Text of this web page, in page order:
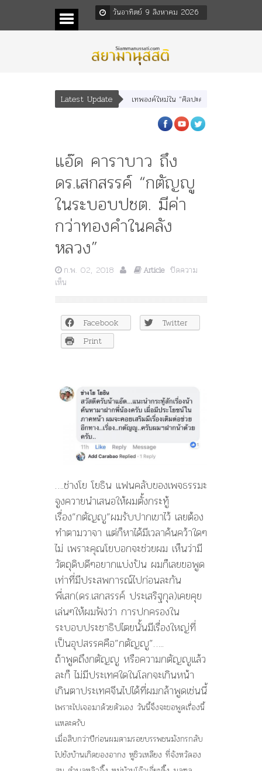
วันอาทิตย์ 9 สิงหาคม 2026
Latest Update
ทพบุตร” และ “เทพีรัฐธรรมนูญ” เทพองค์ใหม่ใน “ศิลปะคณะราษฎร”
แอ๊ด คาราบาว ถึง
ดร.เสกสรรค์ “กตัญญู
ในระบอบปชต. มีค่า
กว่าทองคำในคลัง
หลวง”
ก.พ. 02, 2018 Article ปิดความ
เห็น
แอ๊ด
คา
รา
บาว
ถึง
ดร.เสก
ใน
ระ
บอบ
ปชต.
กว่า
ใน
คลัง
หลวง”
Facebook
Twitter
Print
….ช่างโย โยธิน แฟนคลับของเพจธรรมะ
จูงควายนำเสนอให้ผมตั้งกระทู้
เรื่อง”กตัญญู”ผมรับปากเขาไว้ เลยต้อง
ทำตามวาจา แต่ก็หาได้มีเวลาค้นคว้าใดๆ
ไม่ เพราะคุณโยบอกจะช่วยผม เห็นว่ามี
วัตถุดิบดีๆอยากแบ่งปัน ผมก็เลยขอพูด
เท่าที่มีประสพการณ์ไปก่อนละกัน
พี่เสก(ดร.เสกสรรค์ ประเสริฐกุล)เคยคุย
เล่นๆให้ผมฟังว่า การปกครองใน
ระบอบประชาธิปไตยนั้นมีเรื่องใหญ่ที่
เป็นอุปสรรคคือ”กตัญญู”…..
ถ้าพูดถึงกตัญญู หรือความกตัญญูเเล้ว
ละก็ ไม่มีประเทศใดในโลกจะเกินหน้า
เกินตาประเทศจีนไปได้ที่ผมกล้าพูดเช่นนี้
เพราะไปเจอมาด้วยตัวเอง วันนี้จึงจะขอพูดเรื่องนี้
เเหละครับ
เมื่อสิบกว่าปีก่อนผมตามรอยบรรพชนมังกรกลับ
ไปยังบ้านเกิดของอากง หูชิวเหลียง ที่จังหวัดฮง